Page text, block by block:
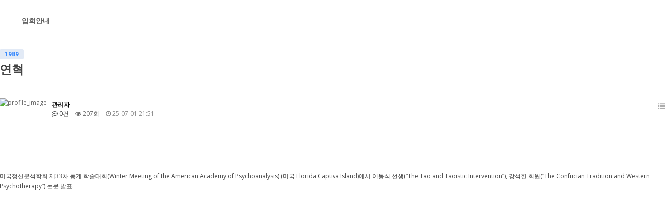
입회안내
1989
연혁
관리자
0건
207회 25-07-01 21:51
미국정신분석학회 제33차 동계 학술대회(Winter Meeting of the American Academy of Psychoanalysis) (미국 Florida Captiva Island)에서 이동식 선생(“The Tao and Taoistic Intervention”), 강석헌 회원(“The Confucian Tradition and Western
Psychotherapy”) 논문 발표.